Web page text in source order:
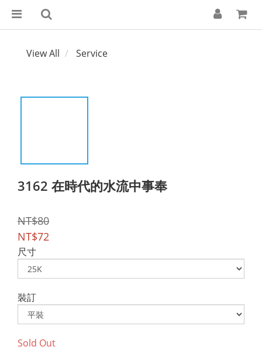
View All Service
3162 在時代的水流中事奉
NT$80
NT$72
尺寸
裝訂
Sold Out